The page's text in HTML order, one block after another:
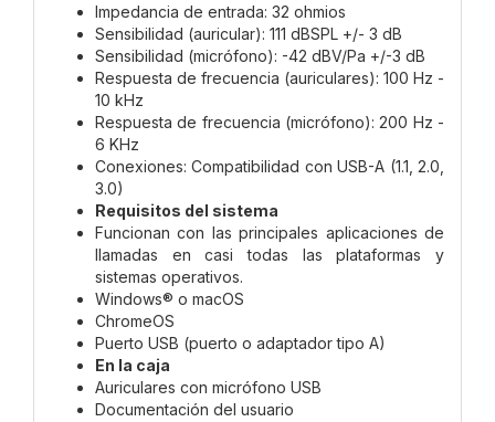
Impedancia de entrada: 32 ohmios
Sensibilidad (auricular): 111 dBSPL +/- 3 dB
Sensibilidad (micrófono): -42 dBV/Pa +/-3 dB
Respuesta de frecuencia (auriculares): 100 Hz -
10 kHz
Respuesta de frecuencia (micrófono): 200 Hz -
6 KHz
Conexiones: Compatibilidad con USB-A (1.1, 2.0,
3.0)
Requisitos del sistema
Funcionan con las principales aplicaciones de
llamadas en casi todas las plataformas y
sistemas operativos.
Windows® o macOS
ChromeOS
Puerto USB (puerto o adaptador tipo A)
En la caja
Auriculares con micrófono USB
Documentación del usuario